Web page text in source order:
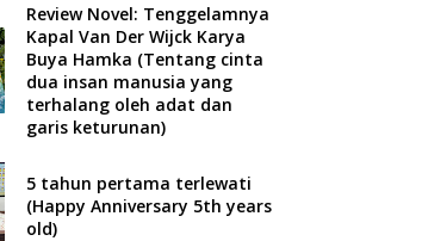
Review Novel: Tenggelamnya
Kapal Van Der Wijck Karya
Buya Hamka (Tentang cinta
dua insan manusia yang
terhalang oleh adat dan
garis keturunan)
5 tahun pertama terlewati
(Happy Anniversary 5th years
old)